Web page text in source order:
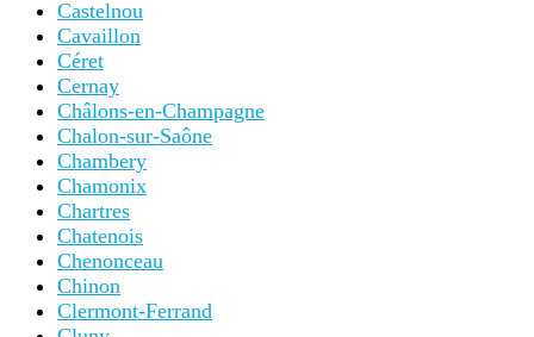
Castelnou
Cavaillon
Céret
Cernay
Châlons-en-Champagne
Chalon-sur-Saône
Chambery
Chamonix
Chartres
Chatenois
Chenonceau
Chinon
Clermont-Ferrand